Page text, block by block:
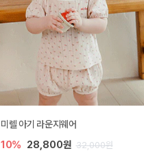
미렐 아기 라운지웨어
10% 28,800원 32,000원